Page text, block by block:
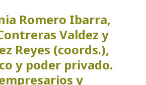
Romero Ibarra,
Valdez y
Reyes (coords.),
y poder privado.
y